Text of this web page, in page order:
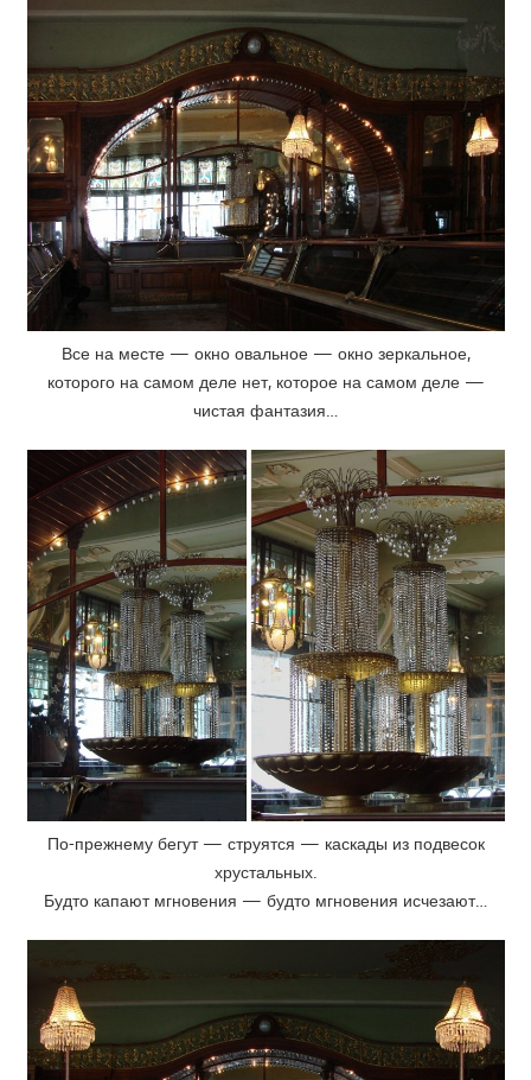
Все на месте — окно овальное — окно зеркальное,
которого на самом деле нет, которое на самом деле —
чистая фантазия…
По-прежнему бегут — струятся — каскады из подвесок
хрустальных.
Будто капают мгновения — будто мгновения исчезают…